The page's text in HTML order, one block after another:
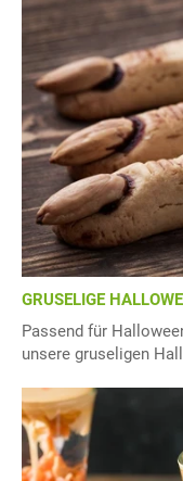
GRUSELIGE
Passend für
unsere gruseligen